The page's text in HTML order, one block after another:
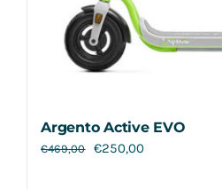
Argento Active EVO
€469,00 €250,00